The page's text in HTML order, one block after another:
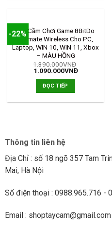
-22% HẾT HÀNG
Tay Cầm Chơi Game 8BitDo
Ultimate Wireless Cho PC,
Laptop, WIN 10, WIN 11, Xbox
– MÀU HỒNG
1.390.000VNĐ
1.090.000VNĐ
ĐỌC TIẾP
Thông tin liên hệ
Địa Chỉ : số 18 ngõ 357 Tam
Mai, Hà Nội
Số điện thoại : 0988.965.716 -
Email : shoptaycam@gmail.com